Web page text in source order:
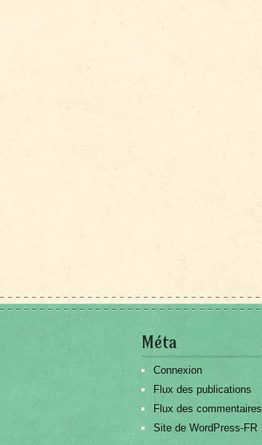
Méta
Connexion
Flux des publications
Flux des commentaires
Site de WordPress-FR